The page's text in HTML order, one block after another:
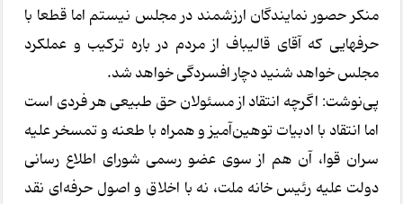
منکر حصور نمایندگان ارزشمند در مجلس نیستم اما قطعا با
حرفهایی که آقای قالیباف از مردم در باره ترکیب و عملکرد
مجلس خواهد شنید دچار افسردگی خواهد شد.
پی‌نوشت: اگرچه انتقاد از مسئولان حق طبیعی هر فردی است
اما انتقاد با ادبیات توهین‌آمیز و همراه با طعنه و تمسخر علیه
سران قوا، آن هم از سوی عضو رسمی شورای اطلاع رسانی
دولت علیه رئیس خانه ملت، نه با اخلاق و اصول حرفه‌ای نقد